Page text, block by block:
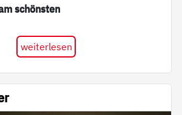
schönsten
weiterlesen